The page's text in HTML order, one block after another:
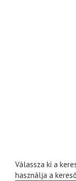
Válassza ki a
használja a